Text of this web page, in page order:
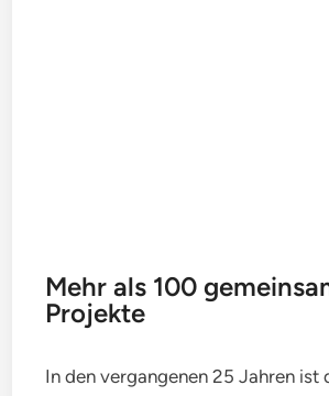
Mehr als 100
Projekte
In den vergangenen 25 Jahren ist